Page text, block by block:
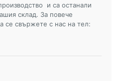
и са останали
склад. За повече
се свържете с нас на тел: